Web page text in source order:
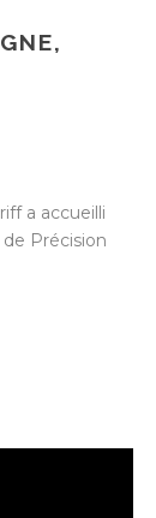
a accueilli
Précision